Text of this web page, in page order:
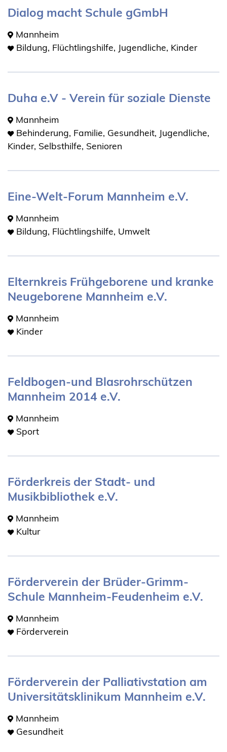
Dialog macht Schule gGmbH
Mannheim
Bildung, Flüchtlingshilfe, Jugendliche, Kinder
Duha e.V - Verein für soziale Dienste
Mannheim
Behinderung, Familie, Gesundheit, Jugendliche,
Kinder, Selbsthilfe, Senioren
Eine-Welt-Forum Mannheim e.V.
Mannheim
Bildung, Flüchtlingshilfe, Umwelt
Elternkreis Frühgeborene und kranke
Neugeborene Mannheim e.V.
Mannheim
Kinder
Feldbogen-und Blasrohrschützen
Mannheim 2014 e.V.
Mannheim
Sport
Förderkreis der Stadt- und
Musikbibliothek e.V.
Mannheim
Kultur
Förderverein der Brüder-Grimm-
Schule Mannheim-Feudenheim e.V.
Mannheim
Förderverein
Förderverein der Palliativstation am
Universitätsklinikum Mannheim e.V.
Mannheim
Gesundheit